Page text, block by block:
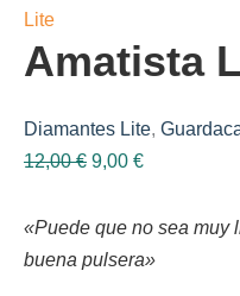
Lite
Amatista
Diamantes Lite,
12,00€ El
original
era:
9,00 €El
actual
es:
«Puede que no sea muy
buena pulsera»